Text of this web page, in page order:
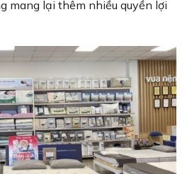
mang lại thêm nhiều quyền lợi